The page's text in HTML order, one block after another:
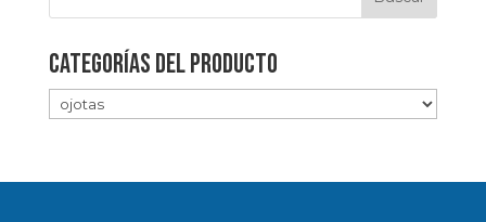
Categorías del producto